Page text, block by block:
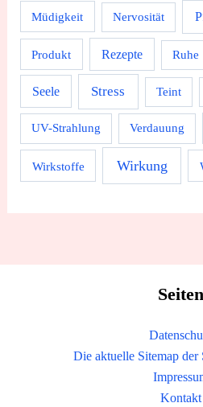
Müdigkeit Nervosität
Produkt Rezepte Ruhe
Seele Stress Teint
UV-Strahlung Verdauung
Wirkstoffe Wirkung
Seiten
Die aktuelle Sitemap der
Kontakt